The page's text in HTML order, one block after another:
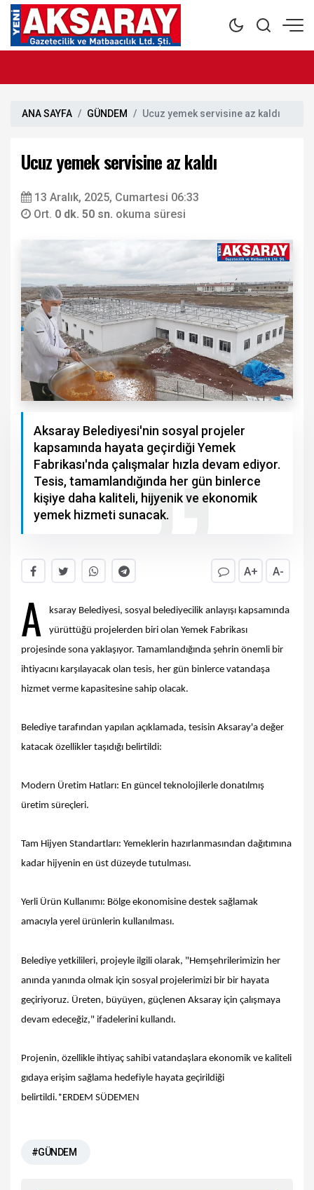
ANA SAYFA GÜNDEM Ucuz yemek servisine az kaldı
Ucuz yemek servisine az kaldı
13 Aralık, 2025, Cumartesi 06:33
Ort. 0 dk. 50 sn. okuma süresi
Aksaray Belediyesi'nin sosyal projeler
kapsamında hayata geçirdiği Yemek
Fabrikası'nda çalışmalar hızla devam ediyor.
Tesis, tamamlandığında her gün binlerce
kişiye daha kaliteli, hijyenik ve ekonomik
yemek hizmeti sunacak.
A+ A-
A
ksaray Belediyesi, sosyal belediyecilik anlayışı kapsamında
yürüttüğü projelerden biri olan Yemek Fabrikası
projesinde sona yaklaşıyor. Tamamlandığında şehrin önemli bir
ihtiyacını karşılayacak olan tesis, her gün binlerce vatandaşa
hizmet verme kapasitesine sahip olacak.
Belediye tarafından yapılan açıklamada, tesisin Aksaray'a değer
katacak özellikler taşıdığı belirtildi:
Modern Üretim Hatları: En güncel teknolojilerle donatılmış
üretim süreçleri.
Tam Hijyen Standartları: Yemeklerin hazırlanmasından dağıtımına
kadar hijyenin en üst düzeyde tutulması.
Yerli Ürün Kullanımı: Bölge ekonomisine destek sağlamak
amacıyla yerel ürünlerin kullanılması.
Belediye yetkilileri, projeyle ilgili olarak, "Hemşehrilerimizin her
anında yanında olmak için sosyal projelerimizi bir bir hayata
geçiriyoruz. Üreten, büyüyen, güçlenen Aksaray için çalışmaya
devam edeceğiz," ifadelerini kullandı.
Projenin, özellikle ihtiyaç sahibi vatandaşlara ekonomik ve kaliteli
gıdaya erişim sağlama hedefiyle hayata geçirildiği
belirtildi.*ERDEM SÜDEMEN
#GÜNDEM